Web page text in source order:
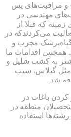
و مراقبت‌های پس
مهندسی در
که قبلا از
می‌کردندکه در
گیاه‌پزشک مجرب و
همچنین اقدامات ما
به کشت شلیل و
مثل گیلاس، سیب
شد.
باغات در
منطقه در
استفاده